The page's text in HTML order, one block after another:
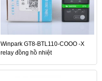
Winpark GT8-BTL110-COOO -X
relay đồng hồ nhiệt